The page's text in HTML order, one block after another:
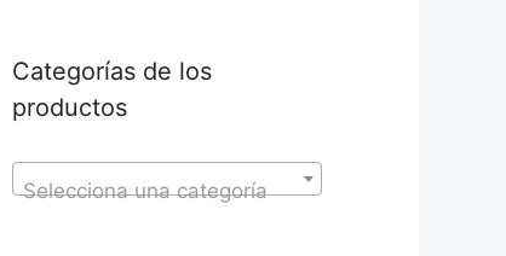
Categorías de los
productos
Selecciona una categoría